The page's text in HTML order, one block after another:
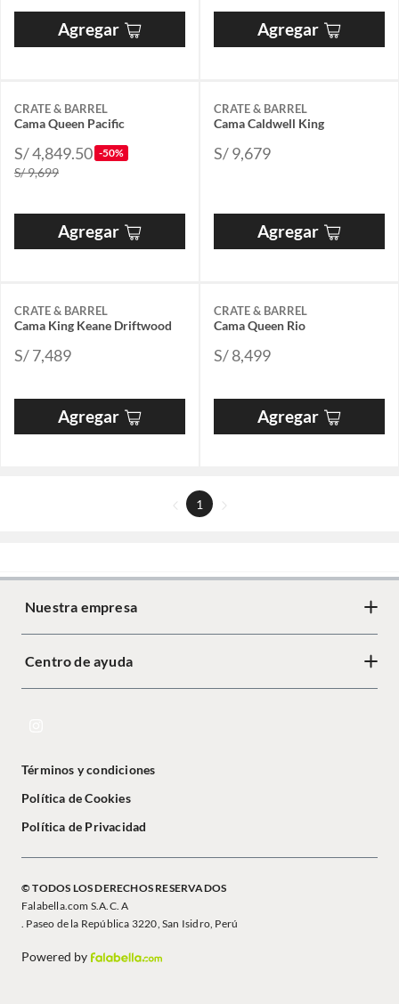
Agregar Agregar
CRATE & BARREL
Cama Queen Pacific
S/ 4,849.50 -50%
S/ 9,699
Agregar
CRATE & BARREL
Cama Caldwell King
S/ 9,679
Agregar
CRATE & BARREL
Cama King Keane Driftwood
S/ 7,489
Agregar
CRATE & BARREL
Cama Queen Rio
S/ 8,499
Agregar
1
Nuestra empresa
Centro de ayuda
Términos y condiciones
Política de Cookies
Política de Privacidad
© TODOS LOS DERECHOS RESERVADOS
Falabella.com S.A.C. A
. Paseo de la República 3220, San Isidro, Perú
Powered by